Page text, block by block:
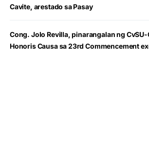
Cavite, arestado sa Pasay
Cong. Jolo Revilla, pinarangalan ng
Honoris Causa sa 23rd Commencement